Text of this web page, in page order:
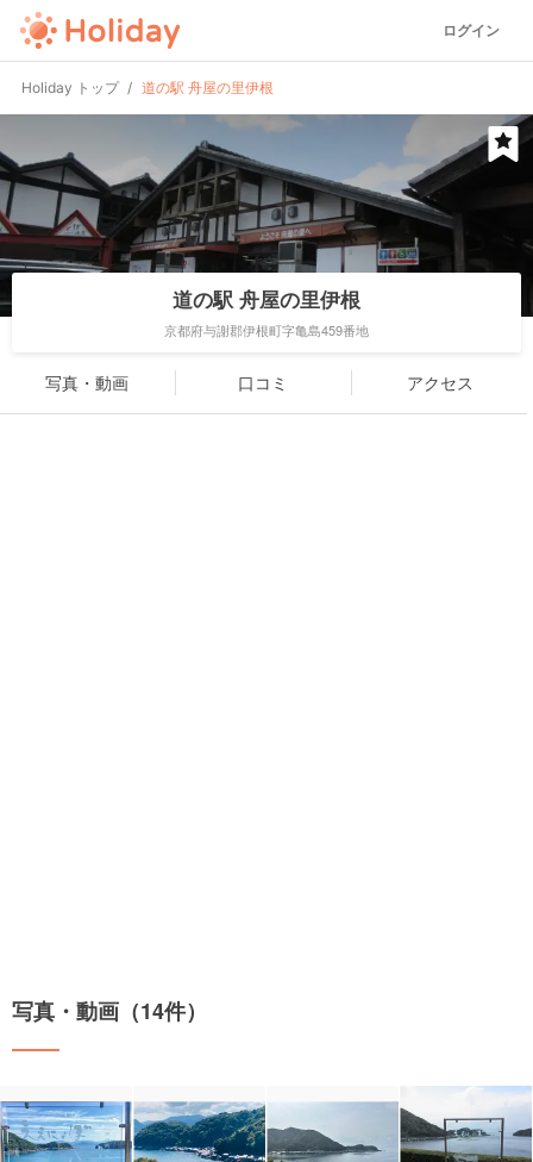
ログイン
Holiday トップ 道の駅 舟屋の里伊根
道の駅 舟屋の里伊根
京都府与謝郡伊根町字亀島459番地
写真・動画 口コミ アクセス
写真・動画（14件）